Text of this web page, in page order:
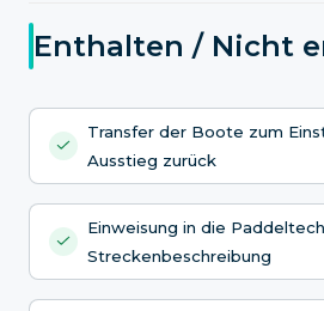
Enthalten / Nicht
Transfer der Boote zum
Ausstieg zurück
Einweisung in die
Streckenbeschreibung